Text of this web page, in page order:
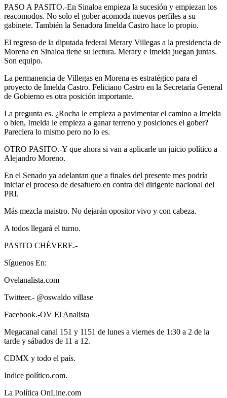
PASO A PASITO.-En Sinaloa empieza la sucesión y empiezan los
reacomodos. No solo el gober acomoda nuevos perfiles a su
gabinete. También la Senadora Imelda Castro hace lo propio.
El regreso de la diputada federal Merary Villegas a la presidencia de
Morena en Sinaloa tiene su lectura. Merary e Imelda juegan juntas.
Son equipo.
La permanencia de Villegas en Morena es estratégico para el
proyecto de Imelda Castro. Feliciano Castro en la Secretaría General
de Gobierno es otra posición importante.
La pregunta es. ¿Rocha le empieza a pavimentar el camino a Imelda
o bien, Imelda le empieza a ganar terreno y posiciones el gober?
Pareciera lo mismo pero no lo es.
OTRO PASITO.-Y que ahora si van a aplicarle un juicio político a
Alejandro Moreno.
En el Senado ya adelantan que a finales del presente mes podría
iniciar el proceso de desafuero en contra del dirigente nacional del
PRI.
Más mezcla maistro. No dejarán opositor vivo y con cabeza.
A todos llegará el turno.
PASITO CHÉVERE.-
Síguenos En:
Ovelanalista.com
Twitteer.- @oswaldo villase
Facebook.-OV El Analista
Megacanal canal 151 y 1151 de lunes a viernes de 1:30 a 2 de la
tarde y sábados de 11 a 12.
CDMX y todo el país.
Indice político.com.
La Política OnLine.com